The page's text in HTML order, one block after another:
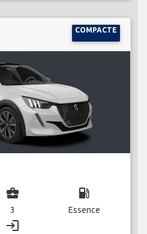
COMPACTE
business_center
3
local_gas_station
Essence
login